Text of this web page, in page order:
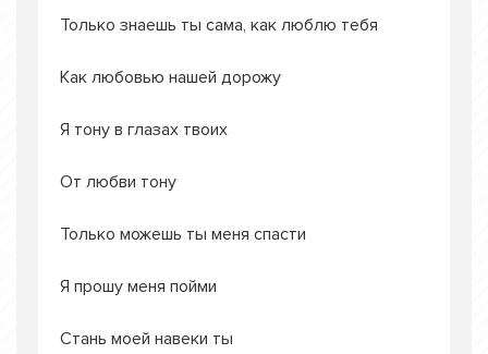
Только знаешь ты сама, как люблю тебя
Как любовью нашей дорожу
Я тону в глазах твоих
От любви тону
Только можешь ты меня спасти
Я прошу меня пойми
Стань моей навеки ты